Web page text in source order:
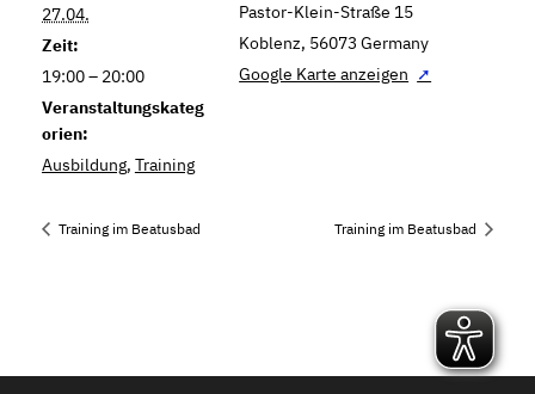
27.04.
Zeit:
19:00 – 20:00
Veranstaltungskateg
orien:
Ausbildung, Training
Pastor-Klein-Straße 15
Koblenz, 56073 Germany
Google Karte anzeigen
Training im Beatusbad Training im Beatusbad